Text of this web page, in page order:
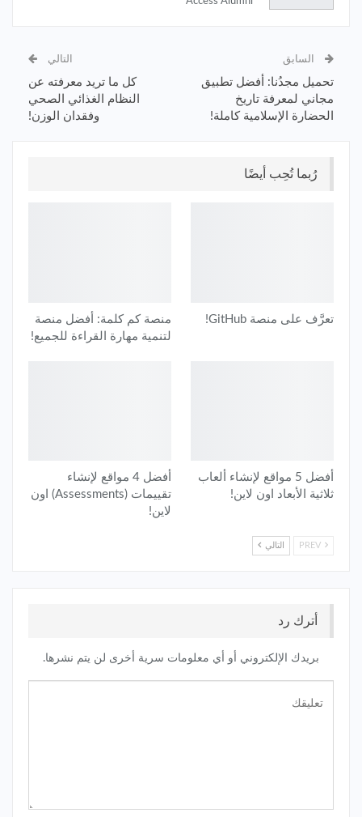
السابق
تحميل مجدُنا: أفضل تطبيق
مجاني لمعرفة تاريخ
الحضارة الإسلامية كاملة!
التالي
كل ما تريد معرفته عن
النظام الغذائي الصحي
وفقدان الوزن!
رُبما تُحِب أيضًا
تعرَّف على منصة GitHub!
منصة كم كلمة: أفضل منصة
لتنمية مهارة القراءة للجميع!
أفضل 5 مواقع لإنشاء ألعاب
ثلاثية الأبعاد اون لاين!
أفضل 4 مواقع لإنشاء
تقييمات (Assessments) اون
لاين!
التالي
أترك رد
بريدك الإلكتروني أو أي معلومات سرية أخرى لن يتم نشرها.